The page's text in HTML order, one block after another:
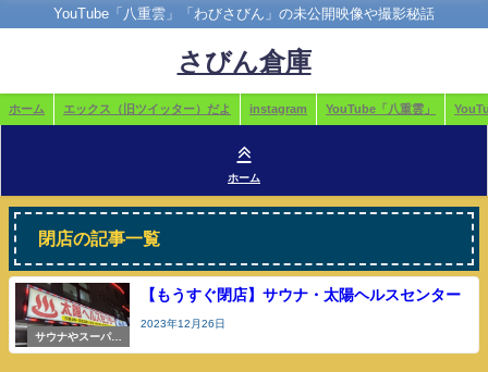
YouTube「八重雲」「わびさびん」の未公開映像や撮影秘話
さびん倉庫
ホーム エックス（旧ツイッター）だよ instagram YouTube「八重雲」
ホーム
閉店の記事一覧
サウナやスーパー
銭湯
【もうすぐ閉店】サウナ・太陽ヘルスセンター
2023年12月26日